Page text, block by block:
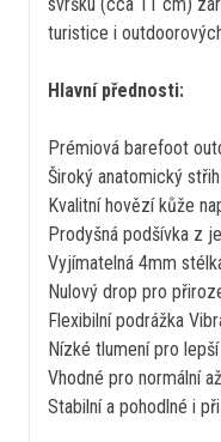
turistice i
Hlavní přednosti:
Prémiová barefoot
Široký anatomický
Kvalitní hovězí kůže
Prodyšná podšívka z
Vyjímatelná 4mm
Nulový drop pro
Flexibilní podrážka
Nízké tlumení pro
Vhodné pro normální
Stabilní a pohodlné i